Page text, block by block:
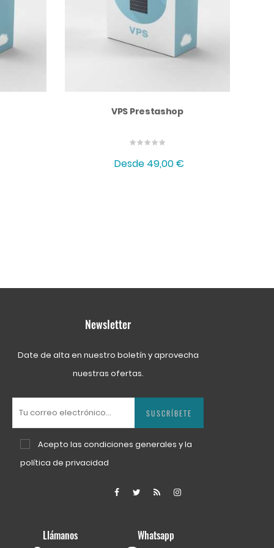
VPS Prestashop
Desde 49,00 €
Newsletter
Date de alta en nuestro boletín y aprovecha
nuestras ofertas.
Acepto las condiciones generales y la
política de privacidad
SUSCRÍBETE
FacebookTwitterRss
Llámanos Whatsapp